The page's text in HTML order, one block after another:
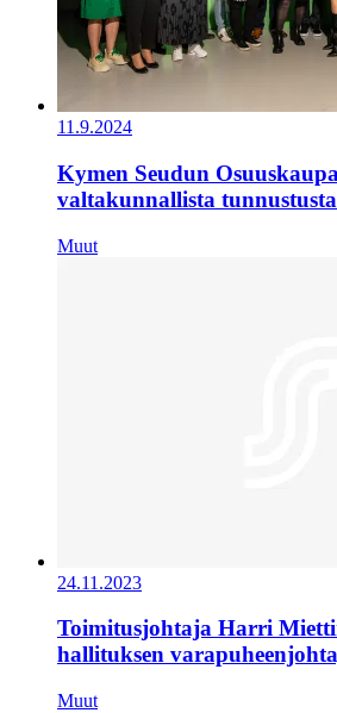
11.9.2024
Kymen Seudun
valtakunnallista tunnustusta
Muut
24.11.2023
Toimitusjohtaja Harri
hallituksen
Muut